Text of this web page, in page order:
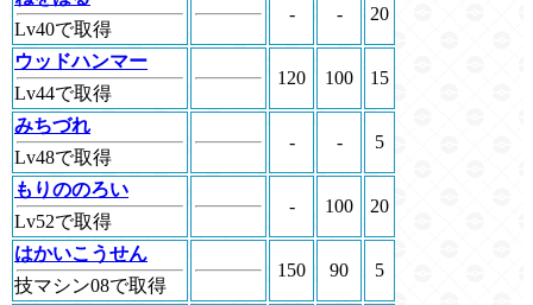
Lv40で取得
- - 20
ウッドハンマー
Lv44で取得
120 100 15
みちづれ
Lv48で取得
- - 5
もりののろい
Lv52で取得
- 100 20
はかいこうせん
技マシン08で取得
150 90 5